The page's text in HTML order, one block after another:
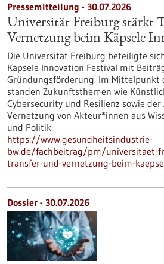
Pressemitteilung - 30.07.2026
Universität Freiburg stärkt
Vernetzung beim Käpsele
Die Universität Freiburg beteiligte
Käpsele Innovation Festival mit
Gründungsförderung. Im Mittelpunkt
standen Zukunftsthemen wie
Cybersecurity und Resilienz sowie
Vernetzung von Akteur*innen aus
und Politik.
https://www.gesundheitsindustrie-
bw.de/fachbeitrag/pm/universitaet-
transfer-und-vernetzung-beim-
Dossier - 30.07.2026